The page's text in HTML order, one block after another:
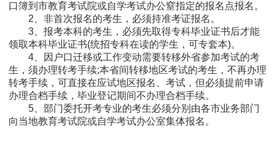
口簿到市教育考试院或自学考试办公窒指定的报名点报名。
2、非首次报名的考生，必须持准考证报名。
3、报考本科的考生，必须先取得专科毕业证书后才能
领取本科毕业证书(统招专科在读的学生，可专套本)。
4、因户口迁移或工作变动需要转移外省参加考试的考
生，须办理转考手续;本省间转移地区考试的考生，不再办理
转考手续，可直接在应试地区报名、考试，但必须提前申请
办理合档手续，毕业登记期间不办理合档手续。
5、部门委托开考专业的考生必须分别由各市业务部门
向当地教育考试院或自学考试办公室集体报名。